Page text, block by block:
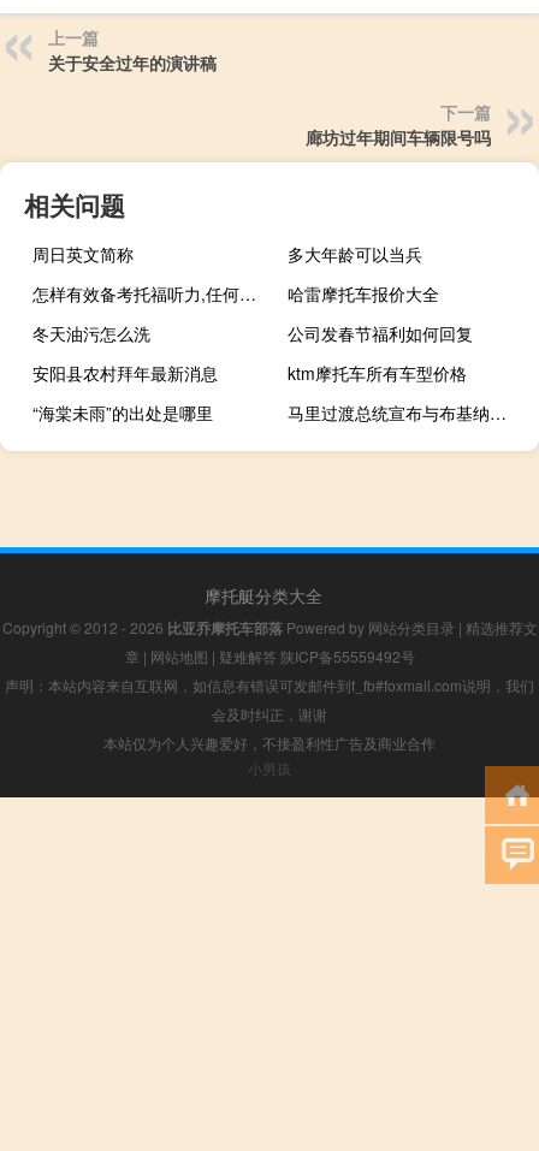
上一篇
关于安全过年的演讲稿
下一篇
廊坊过年期间车辆限号吗
相关问题
周日英文简称
多大年龄可以当兵
怎样有效备考托福听力,任何考生都适用
哈雷摩托车报价大全
冬天油污怎么洗
公司发春节福利如何回复
安阳县农村拜年最新消息
ktm摩托车所有车型价格
“海棠未雨”的出处是哪里
马里过渡总统宣布与布基纳法索和尼日尔建立萨赫勒国家联盟
摩托艇分类大全
Copyright © 2012 - 2026 比亚乔摩托车部落Powered by 网站分类目录 | 精选推荐文
章 | 网站地图 | 疑难解答 陕ICP备55559492号
声明：本站内容来自互联网，如信息有错误可发邮件到f_fb#foxmail.com说明，我们
会及时纠正，谢谢
本站仅为个人兴趣爱好，不接盈利性广告及商业合作
小男孩